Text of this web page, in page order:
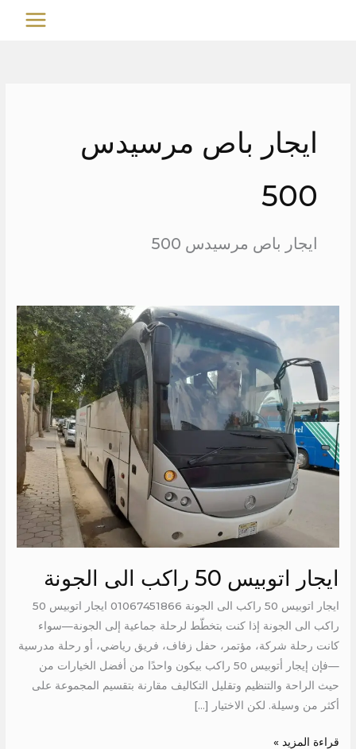
MAIN
ايجار باص مرسيدس
500
ايجار باص مرسيدس 500
ايجار اتوبيس 50 راكب الى الجونة
ايجار اتوبيس 50 راكب الى الجونة 01067451866 ايجار اتوبيس 50
راكب الى الجونة إذا كنت بتخطّط لرحلة جماعية إلى الجونة—سواء
كانت رحلة شركة، مؤتمر، حفل زفاف، فريق رياضي، أو رحلة مدرسية
—فإن إيجار أتوبيس 50 راكب بيكون واحدًا من أفضل الخيارات من
حيث الراحة والتنظيم وتقليل التكاليف مقارنة بتقسيم المجموعة على
أكثر من وسيلة. لكن الاختيار […]
راكب
الى
الجونة
قراءة المزيد »